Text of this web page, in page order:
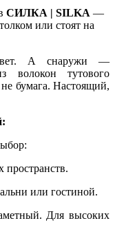
СИЛКА | SILKA —
или стоят на
А снаружи —
волокон тутового
бумага. Настоящий,
или гостиной.
Для высоких